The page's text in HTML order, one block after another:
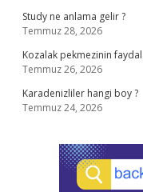
Study ne anlama gelir ?
Temmuz 28, 2026
Kozalak pekmezinin
Temmuz 26, 2026
Karadenizliler hangi boy ?
Temmuz 24, 2026